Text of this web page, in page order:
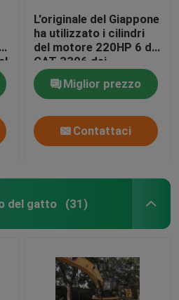
L'originale del Giappone
ha utilizzato i cilindri
del motore 220HP 6 del
CAT 3306 dei
caricatori 966F del
CAT Miglior prezzo
Contattaci
del gatto (31)